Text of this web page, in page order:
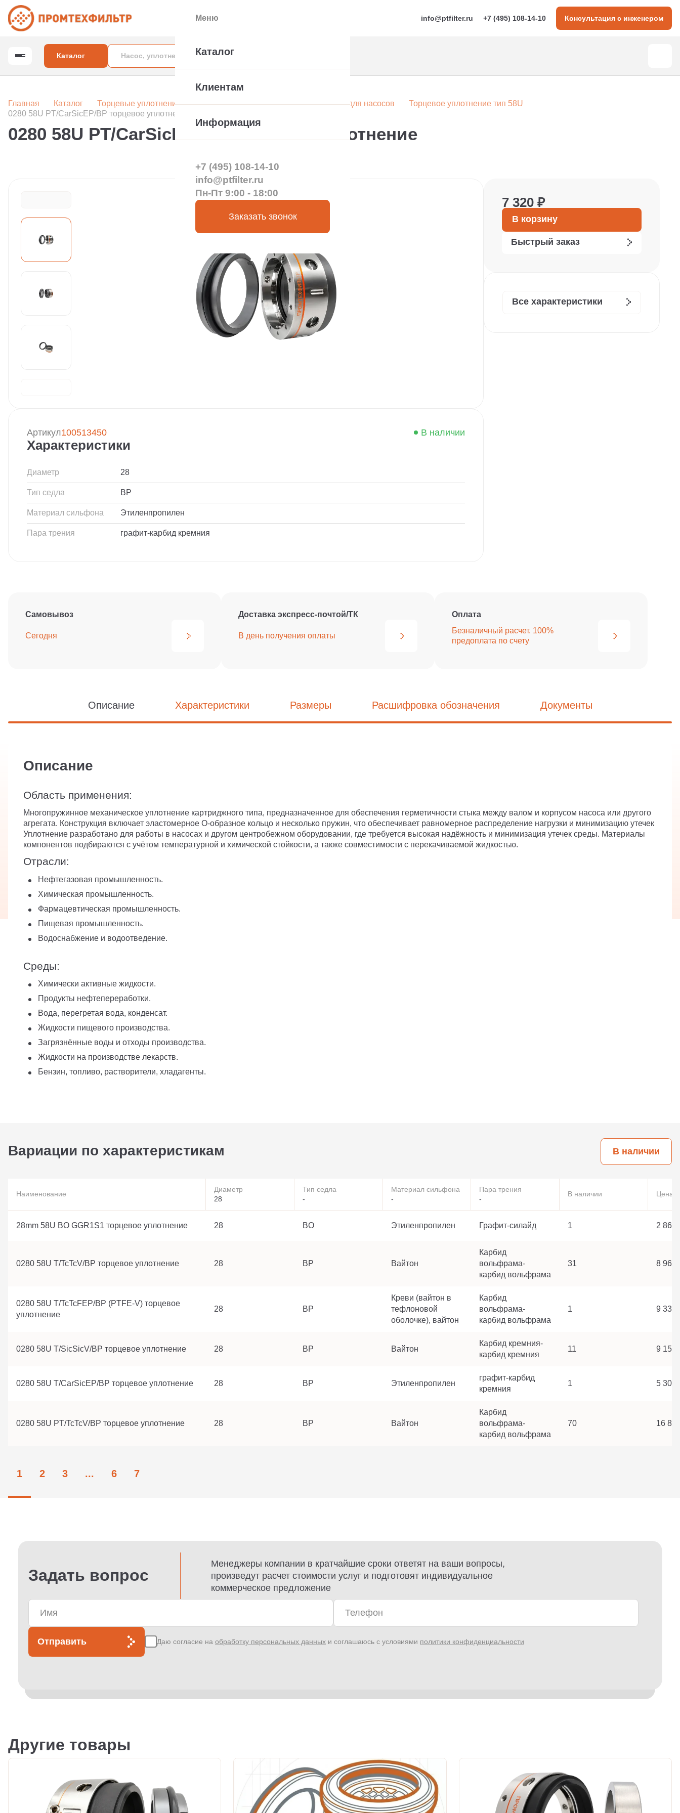
info@ptfilter.ru +7 (495) 108-14-10 Консультация с инженером
Каталог
Главная Каталог Торцевые уплотнения вала насоса Компонентные уплотнения для насосов
Торцевое уплотнение тип 58U
0280 58U PT/CarSicEP/BP торцевое уплотнение
0280 58U PT/CarSicEP/BP торцевое уплотнение
Артикул100513450 В наличии
Характеристики
Диаметр 28
Тип седла BP
Материал сильфона Этиленпропилен
Пара трения графит-карбид кремния
7 320 ₽
В корзину
Быстрый заказ
Все характеристики
Самовывоз
Сегодня
Доставка экспресс-почтой/ТК
В день получения оплаты
Оплата
Безналичный расчет. 100%
предоплата по счету
Описание Характеристики Размеры Расшифровка обозначения Документы
Описание
Область применения:
Многопружинное механическое уплотнение картриджного типа, предназначенное для обеспечения герметичности стыка между валом и корпусом насоса или другого
агрегата. Конструкция включает эластомерное O-образное кольцо и несколько пружин, что обеспечивает равномерное распределение нагрузки и минимизацию утечек
Уплотнение разработано для работы в насосах и другом центробежном оборудовании, где требуется высокая надёжность и минимизация утечек среды. Материалы
компонентов подбираются с учётом температурной и химической стойкости, а также совместимости с перекачиваемой жидкостью.
Отрасли:
Нефтегазовая промышленность.
Химическая промышленность.
Фармацевтическая промышленность.
Пищевая промышленность.
Водоснабжение и водоотведение.
Среды:
Химически активные жидкости.
Продукты нефтепереработки.
Вода, перегретая вода, конденсат.
Жидкости пищевого производства.
Загрязнённые воды и отходы производства.
Жидкости на производстве лекарств.
Бензин, топливо, растворители, хладагенты.
Вариации по характеристикам В наличии
Наименование
Диаметр
28
Тип седла
-
Материал сильфона
-
Пара трения
-
В наличии Цена
28mm 58U BO GGR1S1 торцевое уплотнение 28 BO Этиленпропилен Графит-силайд 1 2 867
0280 58U T/TcTcV/BP торцевое уплотнение 28 BP Вайтон
Карбид
вольфрама-
карбид вольфрама
31 8 967
0280 58U T/TcTcFEP/BP (PTFE-V) торцевое
уплотнение
28 BP
Креви (вайтон в
тефлоновой
оболочке), вайтон
Карбид
вольфрама-
карбид вольфрама
1 9 333
0280 58U T/SicSicV/BP торцевое уплотнение 28 BP Вайтон
Карбид кремния-
карбид кремния
11 9 150
0280 58U T/CarSicEP/BP торцевое уплотнение 28 BP Этиленпропилен
графит-карбид
кремния
1 5 307
0280 58U PT/TcTcV/BP торцевое уплотнение 28 BP Вайтон
Карбид
вольфрама-
карбид вольфрама
70 16
1 2 3 ... 6 7
Задать вопрос
Менеджеры компании в кратчайшие сроки ответят на ваши вопросы,
произведут расчет стоимости услуг и подготовят индивидуальное
коммерческое предложение
Отправить Даю согласие на обработку персональных данных и соглашаюсь с условиями политики конфиденциальности
Другие товары
Меню
Каталог
Клиентам
Информация
+7 (495) 108-14-10
info@ptfilter.ru
Пн-Пт 9:00 - 18:00
Заказать звонок